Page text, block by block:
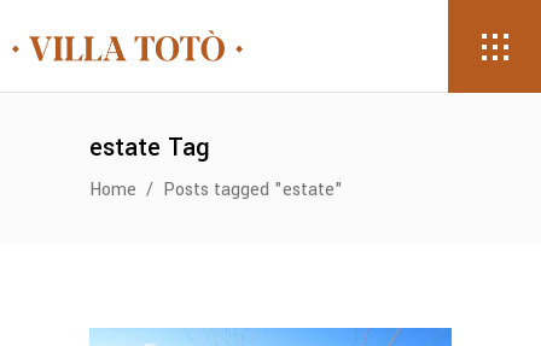
estate Tag
Home / Posts tagged "estate"